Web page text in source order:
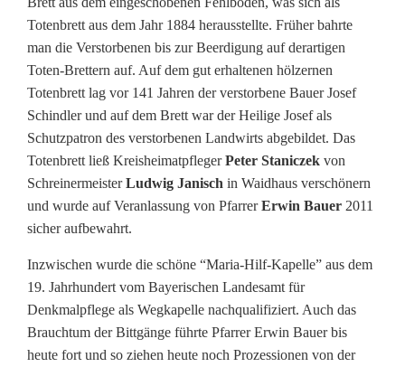
l
B
ü
h
l
Totenbrett aus dem Jahr 1884 herausstellte. Früher bahrte
man die Verstorbenen bis zur Beerdigung auf derartigen
Toten-Brettern auf. Auf dem gut erhaltenen hölzernen
Totenbrett lag vor 141 Jahren der verstorbene Bauer Josef
Schindler und auf dem Brett war der Heilige Josef als
Schutzpatron des verstorbenen Landwirts abgebildet. Das
Totenbrett ließ KreisheimatpflegerPeter Staniczek von
SchreinermeisterLudwig Janisch in Waidhaus verschönern
und wurde auf Veranlassung von PfarrerErwin Bauer 2011
sicher aufbewahrt.
Inzwischen wurde die schöne “Maria-Hilf-Kapelle” aus dem
19. Jahrhundert vom Bayerischen Landesamt für
Denkmalpflege als Wegkapelle nachqualifiziert. Auch das
Brauchtum der Bittgänge führte Pfarrer Erwin Bauer bis
heute fort und so ziehen heute noch Prozessionen von der